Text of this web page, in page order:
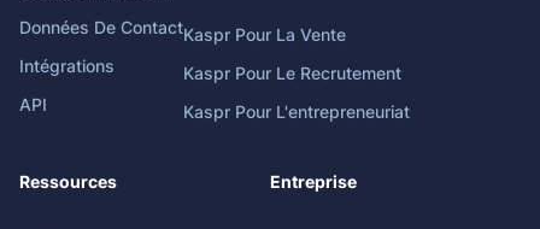
Données De Contact
Intégrations
API
Kaspr Pour La Vente
Kaspr Pour Le Recrutement
Kaspr Pour L'entrepreneuriat
Ressources Entreprise